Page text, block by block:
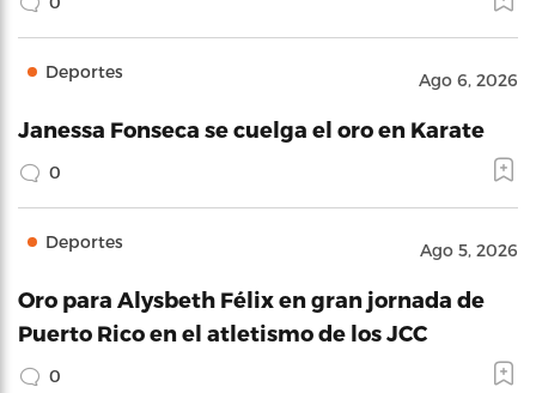
Deportes Ago 6, 2026
Janessa Fonseca se cuelga el oro en Karate
0
Deportes Ago 5, 2026
Oro para Alysbeth Félix en gran jornada de
Puerto Rico en el atletismo de los JCC
0